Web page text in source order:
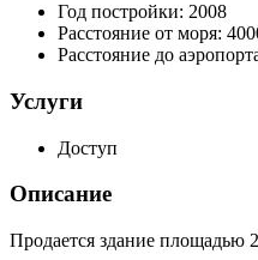
Год постройки: 2008
Расстояние от моря:
Расстояние до
Услуги
Доступ
Описание
Продается здание площадью